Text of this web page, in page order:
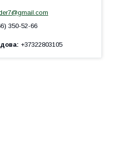
350-52-66
+37322803105